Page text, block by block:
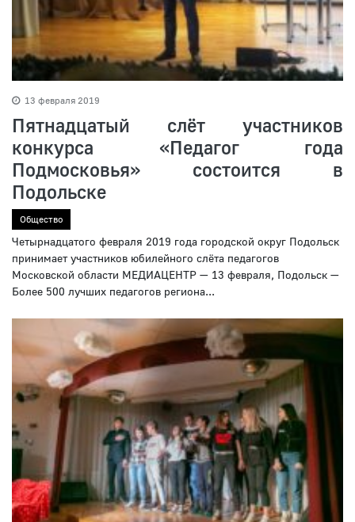
13 февраля 2019
Пятнадцатый слёт участников
конкурса «Педагог года
Подмосковья» состоится в
Подольске
Общество
Четырнадцатого февраля 2019 года городской округ Подольск
принимает участников юбилейного слёта педагогов
Московской области МЕДИАЦЕНТР — 13 февраля, Подольск —
Более 500 лучших педагогов региона...